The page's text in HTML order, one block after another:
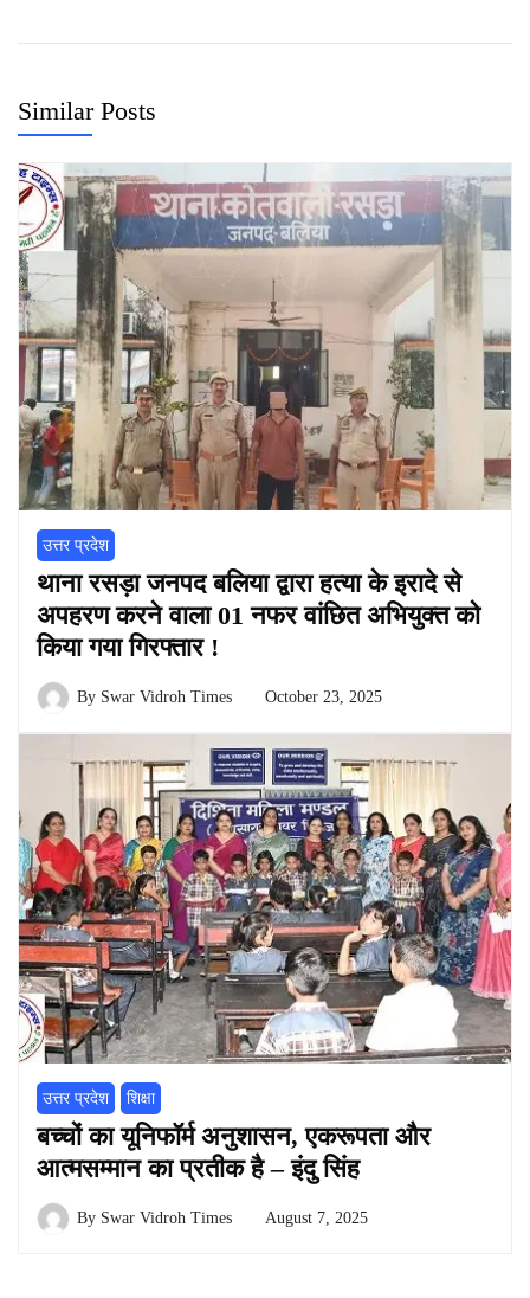
Similar Posts
उत्तर प्रदेश
थाना रसड़ा जनपद बलिया द्वारा हत्या के इरादे से
अपहरण करने वाला 01 नफर वांछित अभियुक्त को
किया गया गिरफ्तार !
By Swar Vidroh Times October 23, 2025
उत्तर प्रदेश शिक्षा
बच्चों का यूनिफॉर्म अनुशासन, एकरूपता और
आत्मसम्मान का प्रतीक है – इंदु सिंह
By Swar Vidroh Times August 7, 2025